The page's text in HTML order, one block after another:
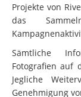
Projekte von
das
Sämtliche
Fotografien auf
Jegliche
Genehmigung